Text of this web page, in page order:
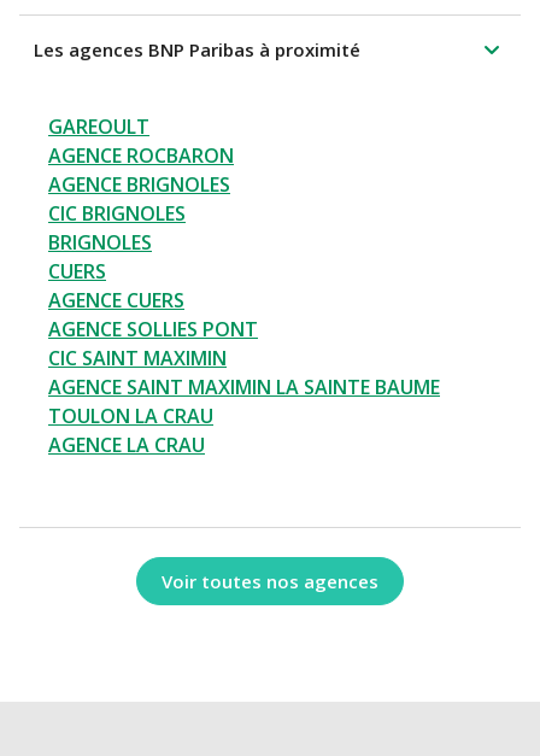
Les agences BNP Paribas à proximité
GAREOULT
AGENCE ROCBARON
AGENCE BRIGNOLES
CIC BRIGNOLES
BRIGNOLES
CUERS
AGENCE CUERS
AGENCE SOLLIES PONT
CIC SAINT MAXIMIN
AGENCE SAINT MAXIMIN LA SAINTE BAUME
TOULON LA CRAU
AGENCE LA CRAU
Voir toutes nos agences